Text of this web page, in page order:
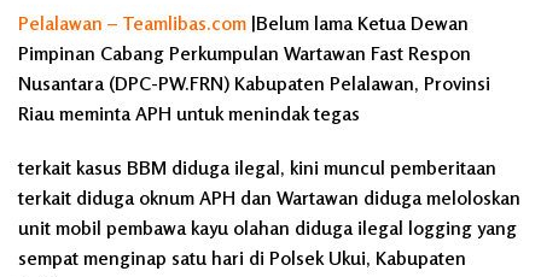
Pelalawan – Teamlibas.com |Belum lama Ketua Dewan
Pimpinan Cabang Perkumpulan Wartawan Fast Respon
Nusantara (DPC-PW.FRN) Kabupaten Pelalawan, Provinsi
Riau meminta APH untuk menindak tegas
terkait kasus BBM diduga ilegal, kini muncul pemberitaan
terkait diduga oknum APH dan Wartawan diduga meloloskan
unit mobil pembawa kayu olahan diduga ilegal logging yang
sempat menginap satu hari di Polsek Ukui, Kabupaten